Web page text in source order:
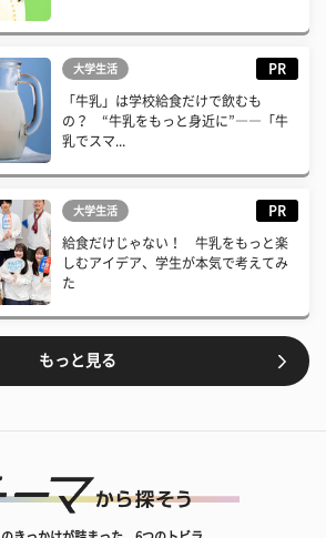
大学生活 PR
「牛乳」は学校給食だけで飲むも
の？ “牛乳をもっと身近に”――「牛
乳でスマ...
大学生活 PR
給食だけじゃない！ 牛乳をもっと楽
しむアイデア、学生が本気で考えてみ
た
もっと見る